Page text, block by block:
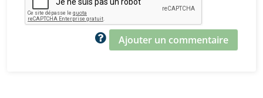
Ajouter un commentaire